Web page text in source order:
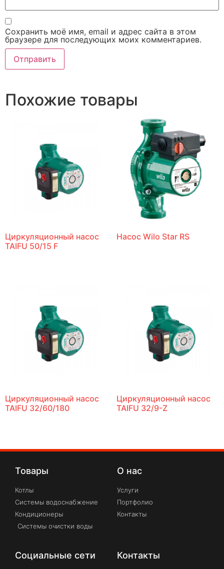
Сохранить моё имя, email и адрес сайта в этом
браузере для последующих моих комментариев.
Похожие товары
Циркуляционный насос
TAIFU 50/15 F
Насос Wilo Star RS
Циркуляционный насос
TAIFU 32/60/180
Циркуляционный насос
TAIFU 32/9-Z
Товары
Котлы
Системы водоснабжение
Кондиционеры
Системы очистки воды
О нас
Услуги
Портфолио
Контакты
Социальные сети Контакты